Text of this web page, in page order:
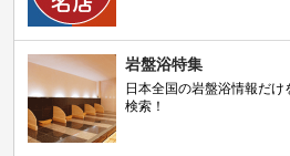
岩盤浴特集
日本全国の岩盤浴情報だ
検索！